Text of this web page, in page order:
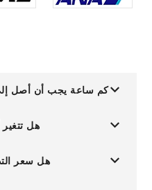
كم ساعة يجب أن أصل إلى
هل
هل سعر